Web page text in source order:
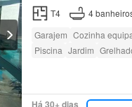
T4
4
Garajem Cozinha
Piscina Jardim
Há 30+ dias